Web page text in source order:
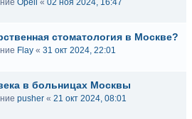
Opell « 02 ноя 2024, 16:47
стоматология в Москве?
Flay « 31 окт 2024, 22:01
в больницах Москвы
pusher « 21 окт 2024, 08:01